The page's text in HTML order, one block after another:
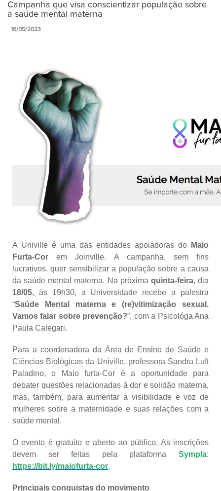
Campanha que visa conscientizar população sobre
a saúde mental materna
16/05/2023
A Univille é uma das entidades apoiadoras do
Maio
Furta-Cor em Joinville. A campanha, sem fins
lucrativos, quer sensibilizar a população sobre a causa
da saúde mental materna. Na próxima quinta-feira, dia
18/05, às 19h30, a Universidade recebe a palestra
“Saúde Mental materna e (re)vitimização sexual.
Vamos falar sobre prevenção?”, com a Psicológa Ana
Paula Calegari.
Para a coordenadora da Área de Ensino de Saúde e
Ciências Biológicas da Univille, professora Sandra Luft
Paladino, o Maio furta-Cor é a oportunidade para
debater questões relacionadas à dor e solidão materna,
mas, também, para aumentar a visibilidade e voz de
mulheres sobre a maternidade e suas relações com a
saúde mental.
O evento é gratuito e aberto ao público. As inscrições
devem ser feitas pela plataforma Sympla:
https://bit.ly/maiofurta-cor.
Principais conquistas do movimento